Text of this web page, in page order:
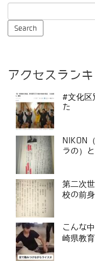
アクセスラン
#文化区
た
NIKON
ラの）
第二次
校の前
こんな
崎県教